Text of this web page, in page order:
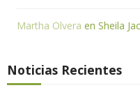
Martha Olvera en Sheila
Noticias Recientes